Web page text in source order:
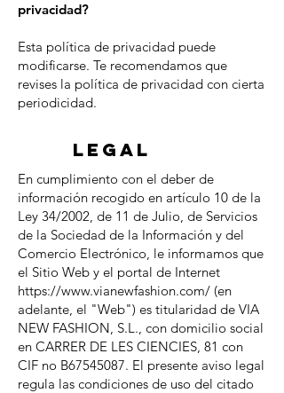
privacidad?
Esta política de privacidad puede
modificarse. Te recomendamos que
revises la política de privacidad con cierta
periodicidad.
LEGAL
En cumplimiento con el deber de
información recogido en artículo 10 de la
Ley 34/2002, de 11 de Julio, de Servicios
de la Sociedad de la Información y del
Comercio Electrónico, le informamos que
el Sitio Web y el portal de Internet
https://www.vianewfashion.com/ (en
adelante, el "Web") es titularidad de VIA
NEW FASHION, S.L., con domicilio social
en CARRER DE LES CIENCIES, 81 con
CIF no B67545087. El presente aviso legal
regula las condiciones de uso del citado